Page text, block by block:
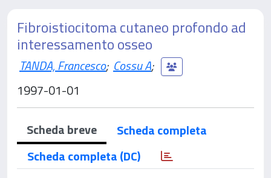
Fibroistiocitoma cutaneo profondo ad
interessamento osseo
TANDA, Francesco; Cossu A;
1997-01-01
Scheda breve
Scheda completa
Scheda completa (DC)